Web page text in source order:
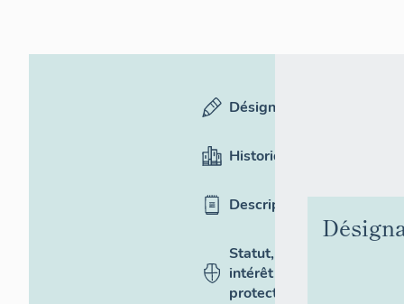
Désignation
Historique
Description
Statut,
intérêt et
protection